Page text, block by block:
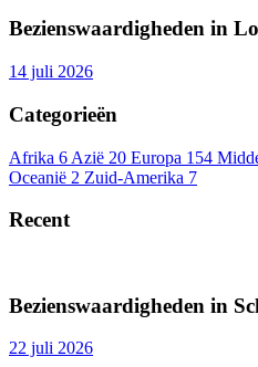
Bezienswaardigheden in
14 juli 2026
Categorieën
Afrika 6 Azië 20 Europa 154
Oceanië 2 Zuid-Amerika 7
Recent
Bezienswaardigheden in
22 juli 2026